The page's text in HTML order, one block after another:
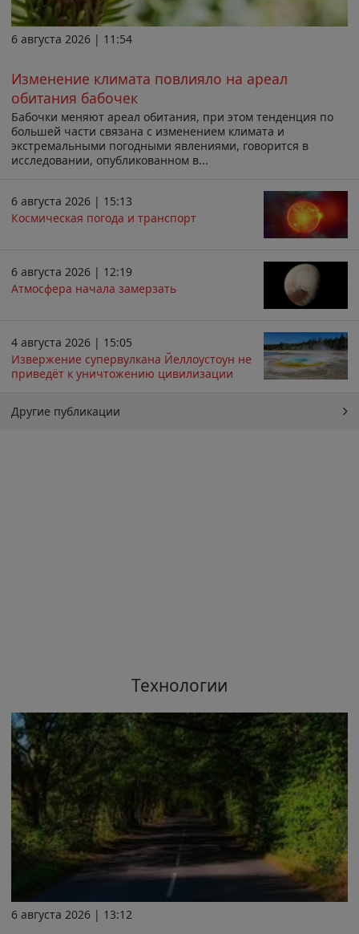
6 августа 2026 | 11:54
Изменение климата повлияло на ареал
обитания бабочек
Бабочки меняют ареал обитания, при этом тенденция по
большей части связана с изменением климата и
экстремальными погодными явлениями, говорится в
исследовании, опубликованном в...
6 августа 2026 | 15:13
Космическая погода и транспорт
6 августа 2026 | 12:19
Атмосфера начала замерзать
4 августа 2026 | 15:05
Извержение супервулкана Йеллоустоун не
приведёт к уничтожению цивилизации
Другие публикации
Технологии
6 августа 2026 | 13:12